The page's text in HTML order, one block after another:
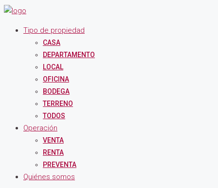
Tipo de propiedad
CASA
DEPARTAMENTO
LOCAL
OFICINA
BODEGA
TERRENO
TODOS
Operación
VENTA
RENTA
PREVENTA
Quiénes somos